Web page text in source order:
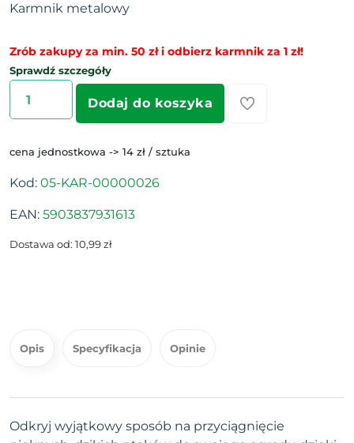
Karmnik metalowy
Zrób zakupy za min. 50 zł i odbierz karmnik za 1 zł!
Sprawdź szczegóły
Dodaj do koszyka
cena jednostkowa -> 14 zł / sztuka
Kod: 05-KAR-00000026
EAN: 5903837931613
Dostawa od: 10,99 zł
Opis Specyfikacja Opinie
Odkryj wyjątkowy sposób na przyciągnięcie